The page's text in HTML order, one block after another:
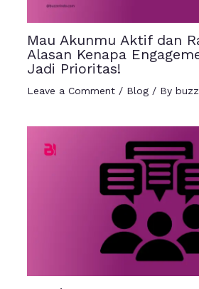
Mau Akunmu Aktif dan
Alasan Kenapa
Jadi Prioritas!
Leave a Comment / Blog/ By